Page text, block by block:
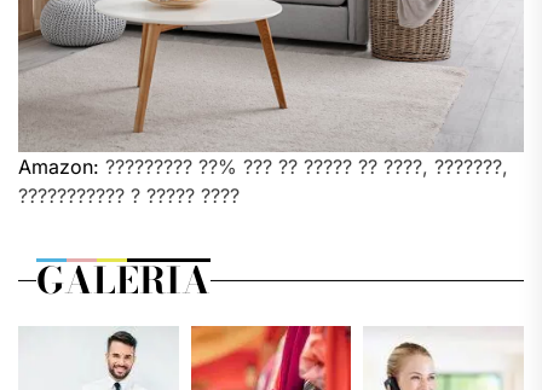
Amazon: ????????? ??% ??? ?? ????? ?? ????, ???????,
??????????? ? ????? ????
GALERIA